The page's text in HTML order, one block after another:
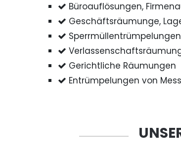
Büroauflösungen,
Geschäftsräumunge,
Sperrmüllentrümpelungen
Gerichtliche Räumungen
Entrümpelungen von